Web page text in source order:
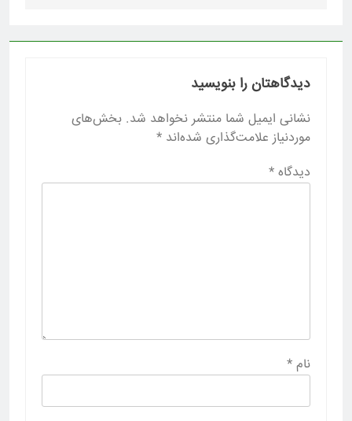
دیدگاهتان را بنویسید
نشانی ایمیل شما منتشر نخواهد شد. بخش‌های
موردنیاز علامت‌گذاری شده‌اند *
دیدگاه *
نام *